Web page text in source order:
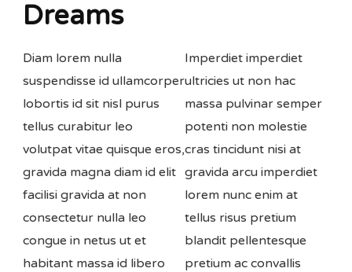
Dreams
Diam lorem nulla
suspendisse id ullamcorper
lobortis id sit nisl purus
tellus curabitur leo
volutpat vitae quisque eros,
gravida magna diam id elit
facilisi gravida at non
consectetur nulla leo
congue in netus ut et
habitant massa id libero
Imperdiet imperdiet
ultricies ut non hac
massa pulvinar semper
potenti non molestie
cras tincidunt nisi at
gravida arcu imperdiet
lorem nunc enim at
tellus risus pretium
blandit pellentesque
pretium ac convallis